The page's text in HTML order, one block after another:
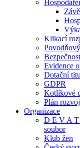
Klikací
Bezpečnost
Evidence
Dotační
GDPR
Kotlíkové
Plán
Organizace
D E V A T
soubor
Klub žen